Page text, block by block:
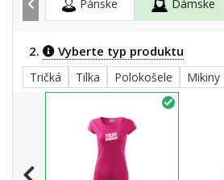
Pánske Dámske
2. Vyberte typ produktu
Tričká Tilka Polokošele Mikiny